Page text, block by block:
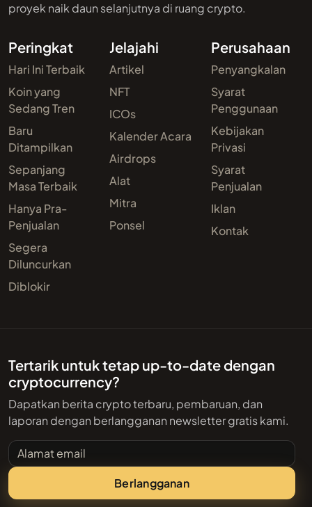
proyek naik daun selanjutnya di ruang crypto.
Peringkat
Hari Ini Terbaik
Koin yang
Sedang Tren
Baru
Ditampilkan
Sepanjang
Masa Terbaik
Hanya Pra-
Penjualan
Segera
Diluncurkan
Diblokir
Jelajahi
Artikel
NFT
ICOs
Kalender Acara
Airdrops
Alat
Mitra
Ponsel
Perusahaan
Penyangkalan
Syarat
Penggunaan
Kebijakan
Privasi
Syarat
Penjualan
Iklan
Kontak
Tertarik untuk tetap up-to-date dengan
cryptocurrency?
Dapatkan berita crypto terbaru, pembaruan, dan
laporan dengan berlangganan newsletter gratis kami.
Alamat email
Berlangganan